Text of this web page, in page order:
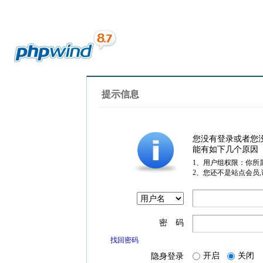
提示信息
您没有登录或者您
能有如下几个原因
1、用户组权限：你所
2、您还不是站点会员
密 码
找回密码
隐身登录 开启 关闭